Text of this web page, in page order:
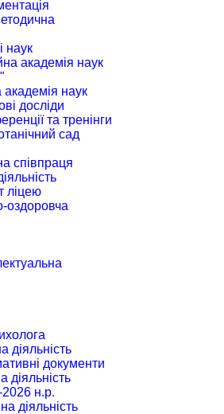
наук
академія наук
наук
досліди
та тренінги
сад
співпраця
ліцею
оздоровча
діяльність
документи
діяльність
н.р.
діяльність